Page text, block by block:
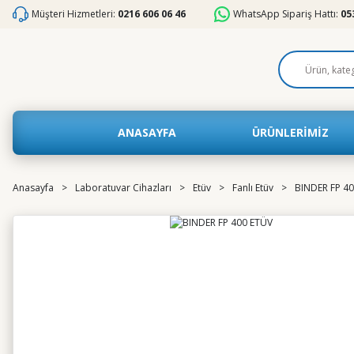
Müşteri Hizmetleri: 0216 606 06 46 WhatsApp Sipariş Hattı:
ANASAYFA ÜRÜNLERİMİZ
Anasayfa Laboratuvar Cihazları Etüv Fanlı Etüv BINDER FP